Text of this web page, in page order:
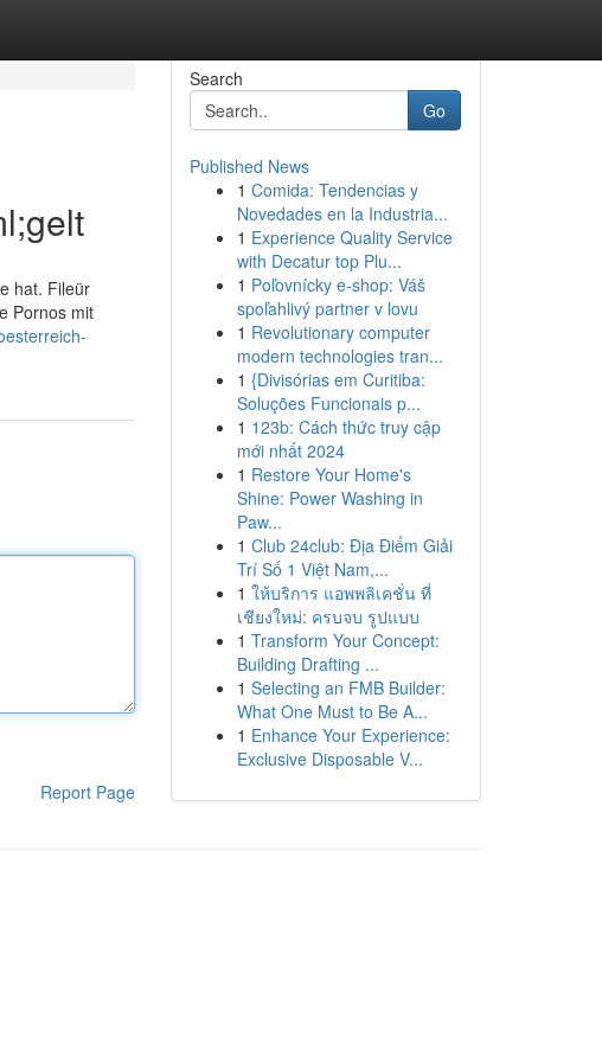
hat. Fileür
Pornos mit
Report Page
Search
Go
Published News
1 Comida: Tendencias y
Novedades en la Industria...
1 Experience Quality Service
with Decatur top Plu...
1 Poľovnícky e-shop: Váš
spoľahlivý partner v lovu
1 Revolutionary computer
modern technologies tran...
1 {Divisórias em Curitiba:
Soluções Funcionais p...
1 123b: Cách thức truy cập
mới nhất 2024
1 Restore Your Home's
Shine: Power Washing in
Paw...
1 Club 24club: Địa Điểm Giải
Trí Số 1 Việt Nam,...
1 ให้บริการ แอพพลิเคชั่น ที่
เชียงใหม่: ครบจบ รูปแบบ
1 Transform Your Concept:
Building Drafting ...
1 Selecting an FMB Builder:
What One Must to Be A...
1 Enhance Your Experience:
Exclusive Disposable V...